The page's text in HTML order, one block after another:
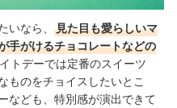
いなら、
見た目も愛らしいマ
手がけるチョコレートなどの
トデーでは定番のスイーツ
ものをチョイスしたいとこ
なども、特別感が演出できて